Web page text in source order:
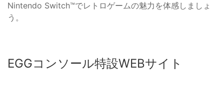
Nintendo Switch™でレトロゲームの魅力を体感しましょ
う。
EGGコンソール特設WEBサイト